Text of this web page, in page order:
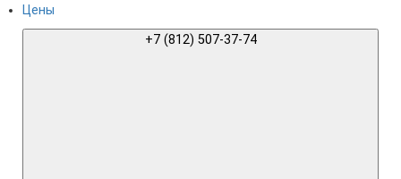
Цены
+7 (812) 507-37-74